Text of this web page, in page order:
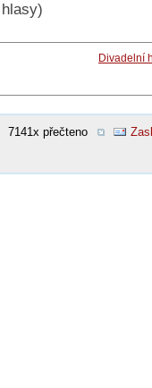
hlasy)
Divadelní
7141x přečteno